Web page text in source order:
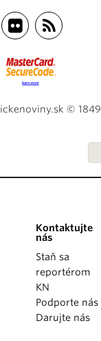
©
Kontaktujte
nás
Staň sa
reportérom
KN
Podporte nás
Darujte nás